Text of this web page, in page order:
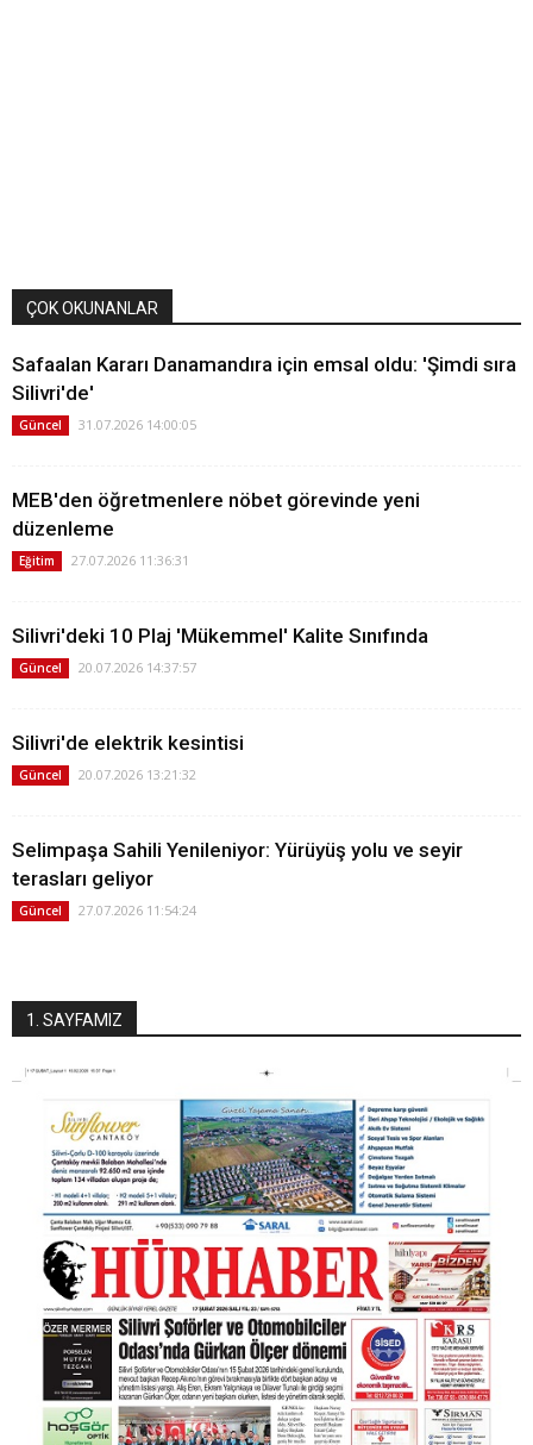
ÇOK OKUNANLAR
Safaalan Kararı Danamandıra için emsal oldu: 'Şimdi sıra
Silivri'de'
Güncel 31.07.2026 14:00:05
MEB'den öğretmenlere nöbet görevinde yeni
düzenleme
Eğitim 27.07.2026 11:36:31
Silivri'deki 10 Plaj 'Mükemmel' Kalite Sınıfında
Güncel 20.07.2026 14:37:57
Silivri'de elektrik kesintisi
Güncel 20.07.2026 13:21:32
Selimpaşa Sahili Yenileniyor: Yürüyüş yolu ve seyir
terasları geliyor
Güncel 27.07.2026 11:54:24
1. SAYFAMIZ